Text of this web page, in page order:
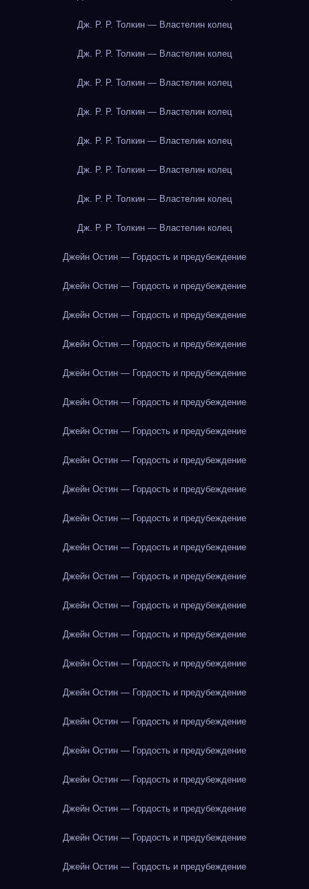
Дж. Р. Р. Толкин — Властелин колец
Дж. Р. Р. Толкин — Властелин колец
Дж. Р. Р. Толкин — Властелин колец
Дж. Р. Р. Толкин — Властелин колец
Дж. Р. Р. Толкин — Властелин колец
Дж. Р. Р. Толкин — Властелин колец
Дж. Р. Р. Толкин — Властелин колец
Дж. Р. Р. Толкин — Властелин колец
Джейн Остин — Гордость и предубеждение
Джейн Остин — Гордость и предубеждение
Джейн Остин — Гордость и предубеждение
Джейн Остин — Гордость и предубеждение
Джейн Остин — Гордость и предубеждение
Джейн Остин — Гордость и предубеждение
Джейн Остин — Гордость и предубеждение
Джейн Остин — Гордость и предубеждение
Джейн Остин — Гордость и предубеждение
Джейн Остин — Гордость и предубеждение
Джейн Остин — Гордость и предубеждение
Джейн Остин — Гордость и предубеждение
Джейн Остин — Гордость и предубеждение
Джейн Остин — Гордость и предубеждение
Джейн Остин — Гордость и предубеждение
Джейн Остин — Гордость и предубеждение
Джейн Остин — Гордость и предубеждение
Джейн Остин — Гордость и предубеждение
Джейн Остин — Гордость и предубеждение
Джейн Остин — Гордость и предубеждение
Джейн Остин — Гордость и предубеждение
Джейн Остин — Гордость и предубеждение